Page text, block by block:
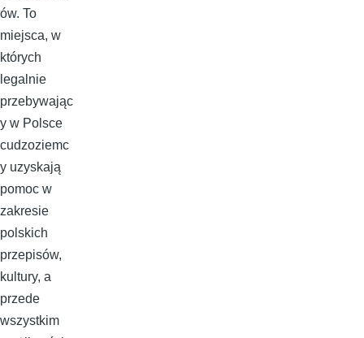
ów. To
miejsca, w
których
legalnie
przebywając
y w Polsce
cudzoziemc
y uzyskają
pomoc w
zakresie
polskich
przepisów,
kultury, a
przede
wszystkim